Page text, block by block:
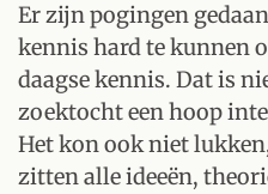
Er zijn pogingen
kennis hard te kunnen
daagse kennis. Dat is
zoektocht een hoop
Het kon ook niet
zitten alle ideeën,